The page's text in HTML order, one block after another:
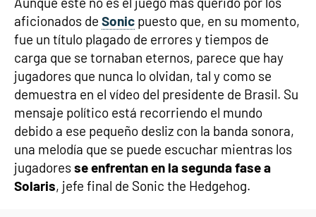
aficionados de Sonic puesto que, en su momento,
fue un título plagado de errores y tiempos de
carga que se tornaban eternos, parece que hay
jugadores que nunca lo olvidan, tal y como se
demuestra en el vídeo del presidente de Brasil. Su
mensaje político está recorriendo el mundo
debido a ese pequeño desliz con la banda sonora,
una melodía que se puede escuchar mientras los
jugadoresse enfrentan en la segunda fase a
Solaris, jefe final de Sonic the Hedgehog.